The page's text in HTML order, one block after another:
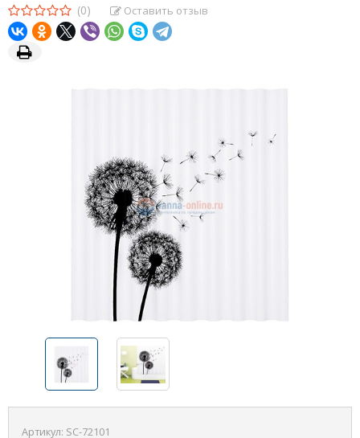
(0) Оставить отзыв
Артикул: SC-72101